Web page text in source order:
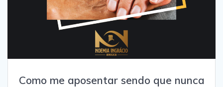
Como me aposentar sendo que nunca